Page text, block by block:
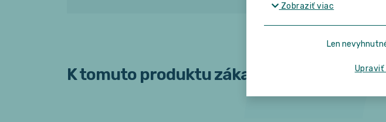
K tomuto produktu zákazníci často kupujú
Zobraziť viac
Len
Upraviť